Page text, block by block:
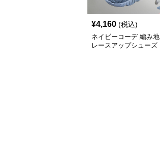
¥4,160 (税込)
ネイビーコーデ 編み地
レースアップシューズ